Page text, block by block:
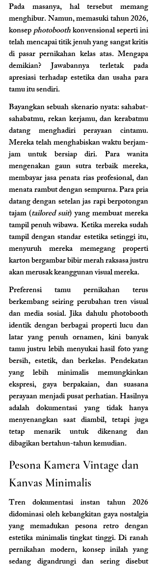
Pada masanya, hal tersebut memang
menghibur. Namun, memasuki tahun 2026,
konsep photobooth konvensional seperti ini
telah mencapai titik jenuh yang sangat kritis
di pasar pernikahan kelas atas. Mengapa
demikian? Jawabannya terletak pada
apresiasi terhadap estetika dan usaha para
tamu itu sendiri.
Bayangkan sebuah skenario nyata: sahabat-
sahabatmu, rekan kerjamu, dan kerabatmu
datang menghadiri perayaan cintamu.
Mereka telah menghabiskan waktu berjam-
jam untuk bersiap diri. Para wanita
mengenakan gaun sutra terbaik mereka,
membayar jasa penata rias profesional, dan
menata rambut dengan sempurna. Para pria
datang dengan setelan jas rapi berpotongan
tajam (tailored suit) yang membuat mereka
tampil penuh wibawa. Ketika mereka sudah
tampil dengan standar estetika setinggi itu,
menyuruh mereka memegang properti
karton bergambar bibir merah raksasa justru
akan merusak keanggunan visual mereka.
Preferensi tamu pernikahan terus
berkembang seiring perubahan tren visual
dan media sosial. Jika dahulu photobooth
identik dengan berbagai properti lucu dan
latar yang penuh ornamen, kini banyak
tamu justru lebih menyukai hasil foto yang
bersih, estetik, dan berkelas. Pendekatan
yang lebih minimalis memungkinkan
ekspresi, gaya berpakaian, dan suasana
perayaan menjadi pusat perhatian. Hasilnya
adalah dokumentasi yang tidak hanya
menyenangkan saat diambil, tetapi juga
tetap menarik untuk dikenang dan
dibagikan bertahun-tahun kemudian.
Pesona Kamera Vintage dan
Kanvas Minimalis
Tren dokumentasi instan tahun 2026
didominasi oleh kebangkitan gaya nostalgia
yang memadukan pesona retro dengan
estetika minimalis tingkat tinggi. Di ranah
pernikahan modern, konsep inilah yang
sedang digandrungi dan sering disebut